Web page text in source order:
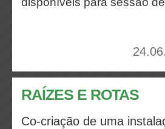
RAÍZES E ROTAS
Co-criação de uma